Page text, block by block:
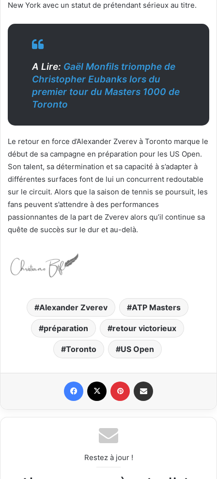
New York avec un statut de prétendant sérieux au titre.
A Lire: Gaël Monfils triomphe de
Christopher Eubanks lors du
premier tour du Masters 1000 de
Toronto
Le retour en force d’Alexander Zverev à Toronto marque le
début de sa campagne en préparation pour les US Open.
Son talent, sa détermination et sa capacité à s’adapter à
différentes surfaces font de lui un concurrent redoutable
sur le circuit. Alors que la saison de tennis se poursuit, les
fans peuvent s’attendre à des performances
passionnantes de la part de Zverev alors qu’il continue sa
quête de succès sur le dur et au-delà.
Alexander Zverev ATP Masters
préparation retour victorieux
Toronto US Open
Restez à jour !